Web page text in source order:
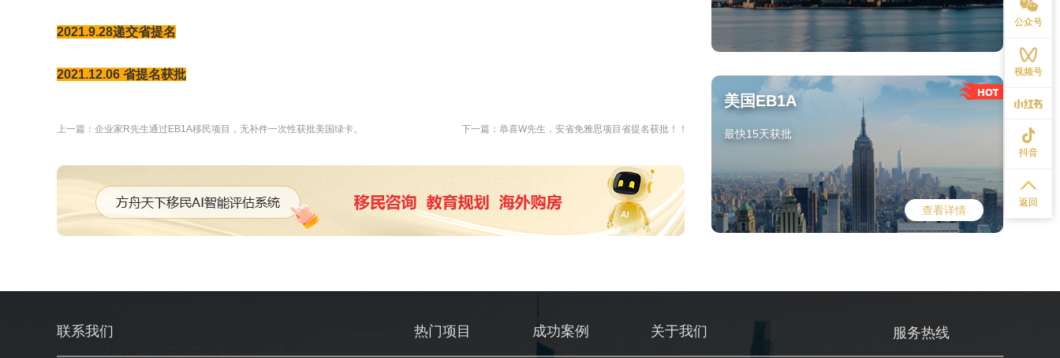
2021.9.28递交省提名
2021.12.06 省提名获批
上一篇：企业家R先生通过EB1A移民项目，无补件一次性获批美国绿卡。 下一篇：恭喜W先生，安省免雅思项目省提名获批！！
美国EB1A
最快15天获批
查看详情
联系我们 热门项目 成功案例 关于我们 服务热线
公众号
视频号
抖音
返回